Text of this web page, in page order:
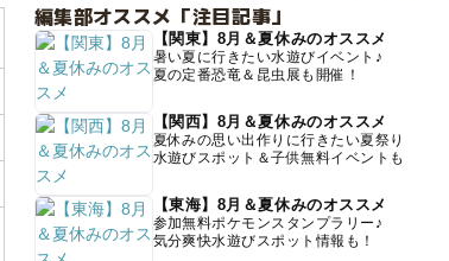
編集部オススメ「注目記事」
【関東】8月＆夏休みのオススメ
暑い夏に行きたい水遊びイベント♪
夏の定番恐竜＆昆虫展も開催！
【関西】8月＆夏休みのオススメ
夏休みの思い出作りに行きたい夏祭り
水遊びスポット＆子供無料イベントも
【東海】8月＆夏休みのオススメ
参加無料ポケモンスタンプラリー♪
気分爽快水遊びスポット情報も！